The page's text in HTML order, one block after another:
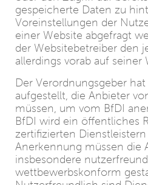
gespeicherte Daten zu
Voreinstellungen der
einer Website abgefragt
der Websitebetreiber den
allerdings vorab auf seiner
Der Verordnungsgeber
aufgestellt, die Anbieter
müssen, um vom BfDI
BfDI wird ein öffentliches
zertifizierten
Anerkennung müssen die
insbesondere
wettbewerbskonform